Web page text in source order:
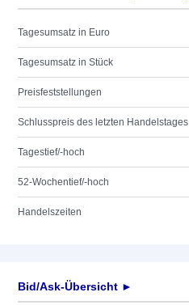
Tagesumsatz in Euro
Tagesumsatz in Stück
Preisfeststellungen
Schlusspreis des letzten Handelstages
Tagestief/-hoch
52-Wochentief/-hoch
Handelszeiten
Bid/Ask-Übersicht ►